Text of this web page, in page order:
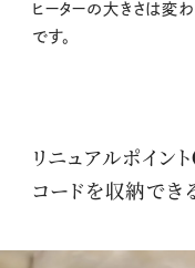
ヒーターの大きさは変
です。
リニュアルポイン
コードを収納でき